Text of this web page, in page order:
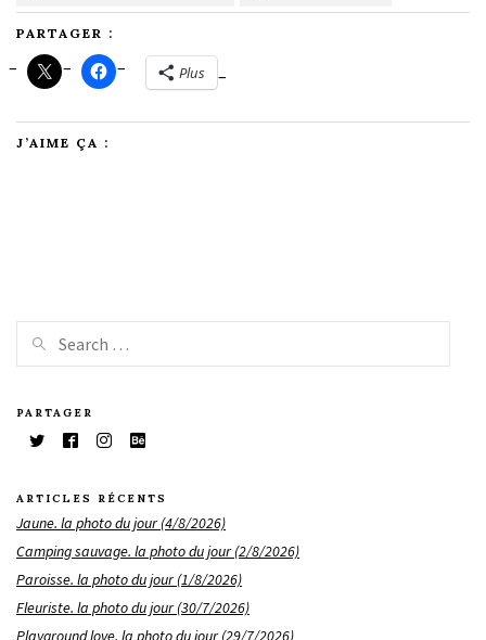
PARTAGER :
Plus
J’AIME ÇA :
PARTAGER
ARTICLES RÉCENTS
Jaune. la photo du jour (4/8/2026)
Camping sauvage. la photo du jour (2/8/2026)
Paroisse. la photo du jour (1/8/2026)
Fleuriste. la photo du jour (30/7/2026)
Playground love. la photo du jour (29/7/2026)